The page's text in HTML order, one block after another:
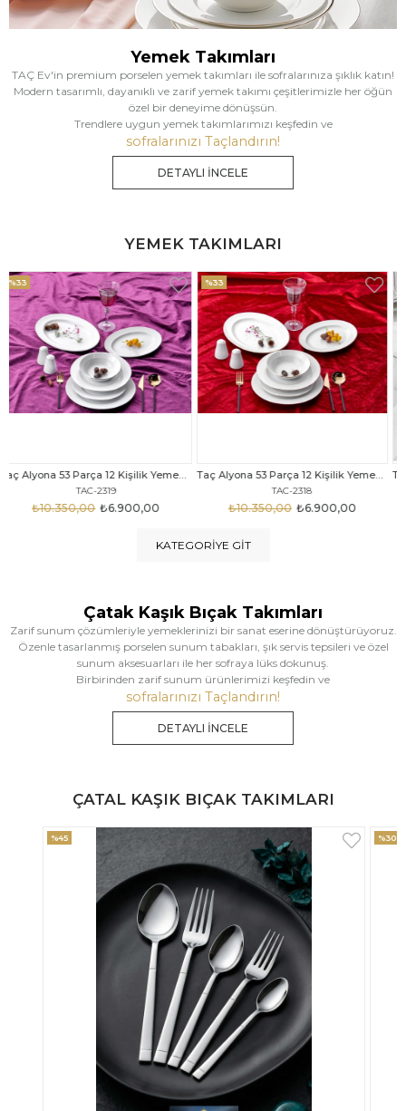
Yemek Takımları
TAÇ Ev'in premium porselen yemek takımları ile sofralarınıza şıklık katın!
Modern tasarımlı, dayanıklı ve zarif yemek takımı çeşitlerimizle her öğün
özel bir deneyime dönüşsün.
Trendlere uygun yemek takımlarımızı keşfedin ve
sofralarınızı Taçlandırın!
DETAYLI İNCELE
YEMEK TAKIMLARI
TAC-2318
₺6.900,00
₺10.350,00
%33
Taç Eliza Alyona 53 Parça 12 Kişilik Yemek Takımı Platin
TAC-2316
₺9.499,00
₺12.669,00
%25
KATEGORIYE GIT
Çatak Kaşık Bıçak Takımları
Zarif sunum çözümleriyle yemeklerinizi bir sanat eserine dönüştürüyoruz.
Özenle tasarlanmış porselen sunum tabakları, şık servis tepsileri ve özel
sunum aksesuarları ile her sofraya lüks dokunuş.
Birbirinden zarif sunum ürünlerimizi keşfedin ve
sofralarınızı Taçlandırın!
DETAYLI İNCELE
ÇATAL KAŞIK BIÇAK TAKIMLARI
%30 %33